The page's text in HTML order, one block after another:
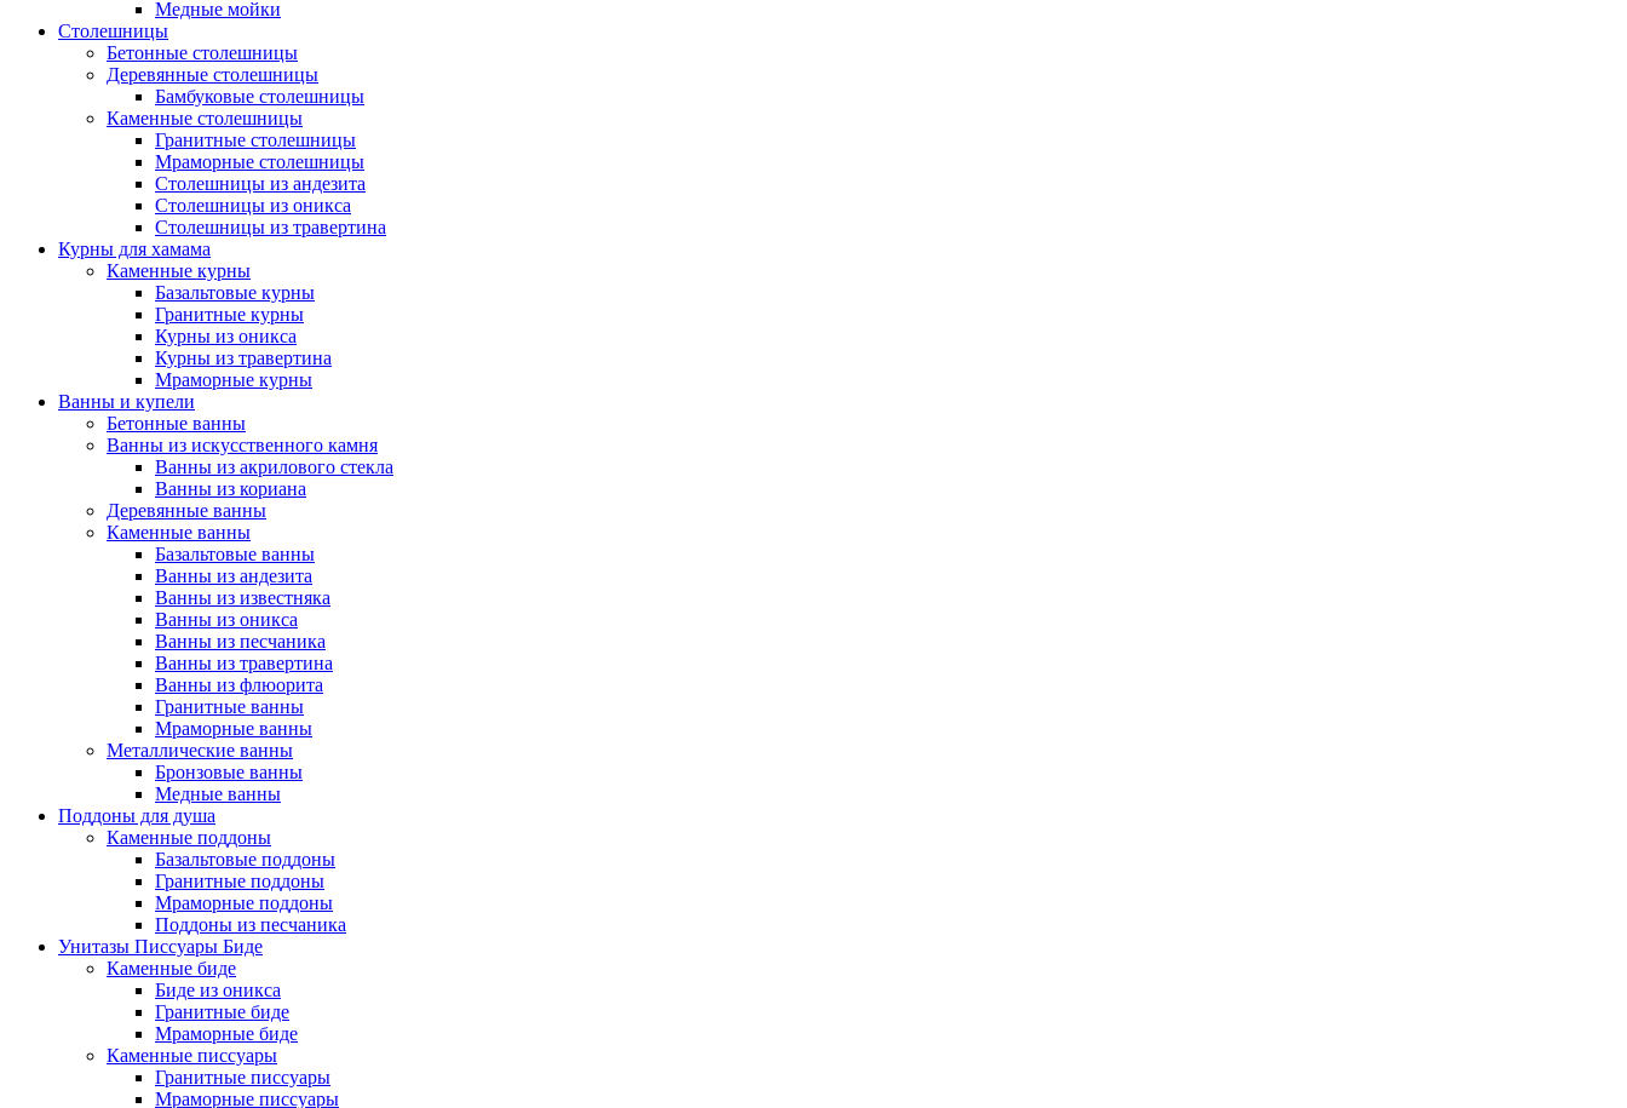
Медные мойки
Столешницы
Бетонные столешницы
Деревянные столешницы
Бамбуковые столешницы
Каменные столешницы
Гранитные столешницы
Мраморные столешницы
Столешницы из андезита
Столешницы из оникса
Столешницы из травертина
Курны для хамама
Каменные курны
Базальтовые курны
Гранитные курны
Курны из оникса
Курны из травертина
Мраморные курны
Ванны и купели
Бетонные ванны
Ванны из искусственного камня
Ванны из акрилового стекла
Ванны из кориана
Деревянные ванны
Каменные ванны
Базальтовые ванны
Ванны из андезита
Ванны из известняка
Ванны из оникса
Ванны из песчаника
Ванны из травертина
Ванны из флюорита
Гранитные ванны
Мраморные ванны
Металлические ванны
Бронзовые ванны
Медные ванны
Поддоны для душа
Каменные поддоны
Базальтовые поддоны
Гранитные поддоны
Мраморные поддоны
Поддоны из песчаника
Унитазы Писсуары Биде
Каменные биде
Биде из оникса
Гранитные биде
Мраморные биде
Каменные писсуары
Гранитные писсуары
Мраморные писсуары